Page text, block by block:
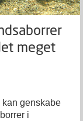
meget
kan genskabe
i